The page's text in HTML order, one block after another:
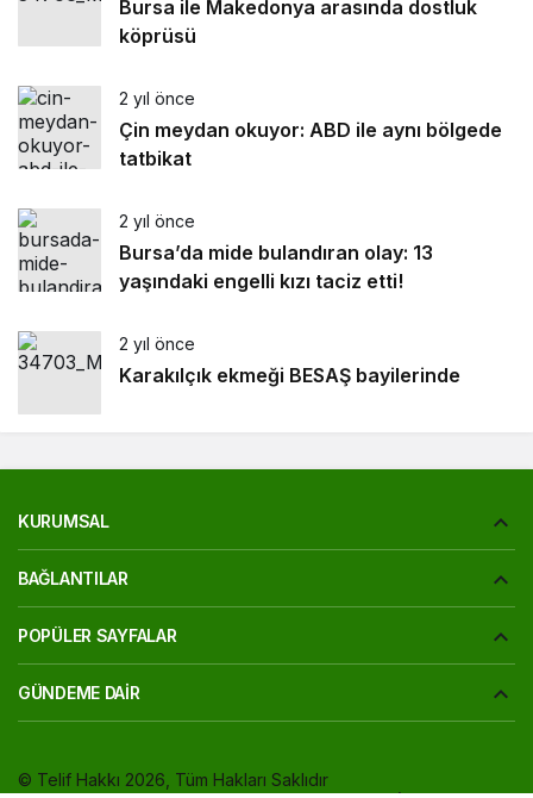
Bursa ile Makedonya arasında dostluk
köprüsü
2 yıl önce
Çin meydan okuyor: ABD ile aynı bölgede
tatbikat
2 yıl önce
Bursa’da mide bulandıran olay: 13
yaşındaki engelli kızı taciz etti!
2 yıl önce
Karakılçık ekmeği BESAŞ bayilerinde
KURUMSAL
BAĞLANTILAR
POPÜLER SAYFALAR
GÜNDEME DAIR
© Telif Hakkı 2026, Tüm Hakları Saklıdır